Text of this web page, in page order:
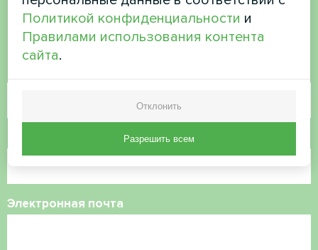
Свяжитесь с нами, и мы поможем вам
Электронная почта
Политикой конфиденциальности и
Правилами использования контента
сайта.
Отклонить
Разрешить всем